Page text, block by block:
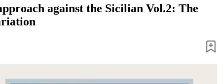
against the Sicilian Vol.2: The